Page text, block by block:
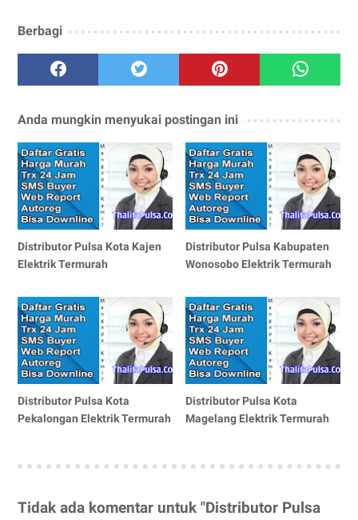
Berbagi
Anda mungkin menyukai postingan ini
Distributor Pulsa Kota Kajen
Elektrik Termurah
Distributor Pulsa Kabupaten
Wonosobo Elektrik Termurah
Distributor Pulsa Kota
Pekalongan Elektrik Termurah
Distributor Pulsa Kota
Magelang Elektrik Termurah
Tidak ada komentar untuk "Distributor Pulsa